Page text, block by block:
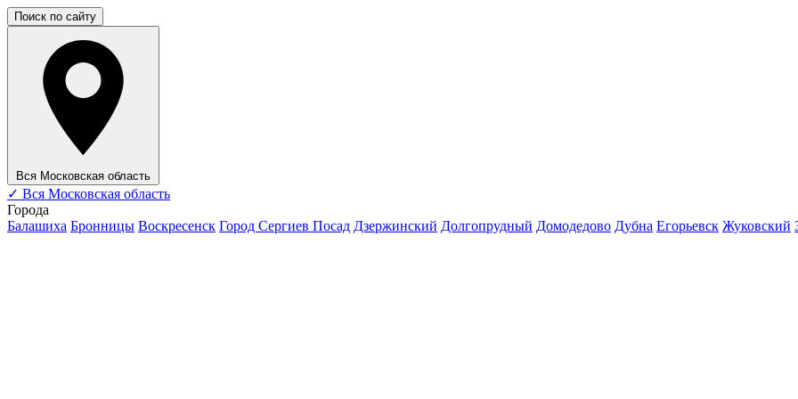
Поиск по сайту
Вся Московская область
✓ Вся Московская область
Города
Балашиха Бронницы Воскресенск Город Сергиев Посад Дзержинский Долгопрудный Домодедово Дубна Егорьевск Жуковский